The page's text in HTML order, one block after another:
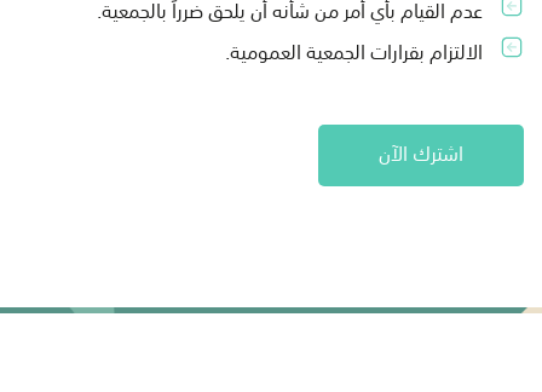
عدم القيام بأي أمر من شأنه أن يلحق ضرراً بالجمعية.
الالتزام بقرارات الجمعية العمومية.
اشترك الآن